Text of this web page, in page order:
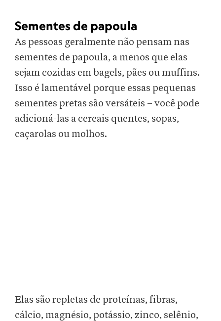
Sementes de papoula
As pessoas geralmente não pensam nas
sementes de papoula, a menos que elas
sejam cozidas em bagels, pães ou muffins.
Isso é lamentável porque essas pequenas
sementes pretas são versáteis – você pode
adicioná-las a cereais quentes, sopas,
caçarolas ou molhos.
Elas são repletas de proteínas, fibras,
cálcio, magnésio, potássio, zinco, selênio,